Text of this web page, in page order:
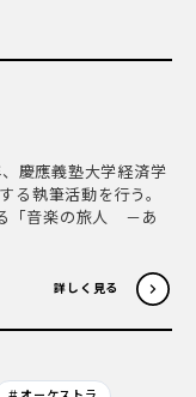
慶應義塾大学経済学
る執筆活動を行う。
「音楽の旅人 －あ
詳しく見る